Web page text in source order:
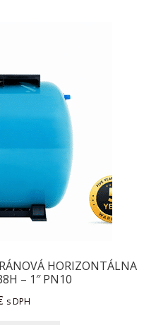
HORIZONTÁLNA
– 1″ PN10
s DPH